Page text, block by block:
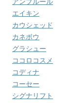
エイキン
カウシェッド
カネボウ
グラシュー
ココロコスメ
コディナ
コーセー
シグナリフト